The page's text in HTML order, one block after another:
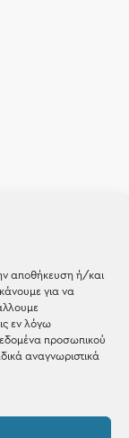
αποθήκευση ή/και
για να
εν λόγω
προσωπικού
αναγνωριστικά